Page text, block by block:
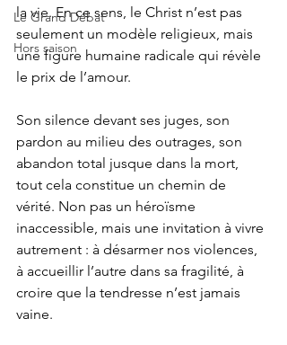
Le Grand Débat
Hors saison
la vie. En ce sens, le Christ n’est pas
seulement un modèle religieux, mais
une figure humaine radicale qui révèle
le prix de l’amour.
Son silence devant ses juges, son
pardon au milieu des outrages, son
abandon total jusque dans la mort,
tout cela constitue un chemin de
vérité. Non pas un héroïsme
inaccessible, mais une invitation à vivre
autrement : à désarmer nos violences,
à accueillir l’autre dans sa fragilité, à
croire que la tendresse n’est jamais
vaine.